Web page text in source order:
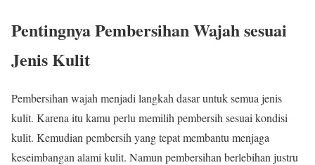
Pentingnya Pembersihan Wajah sesuai
Jenis Kulit
Pembersihan wajah menjadi langkah dasar untuk semua jenis
kulit. Karena itu kamu perlu memilih pembersih sesuai kondisi
kulit. Kemudian pembersih yang tepat membantu menjaga
keseimbangan alami kulit. Namun pembersihan berlebihan justru